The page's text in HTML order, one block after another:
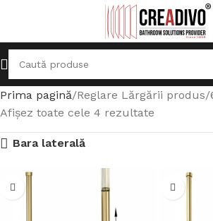
Prima pagină Reglare Lărgării produs
Afișez toate cele 4 rezultate
Bara laterală